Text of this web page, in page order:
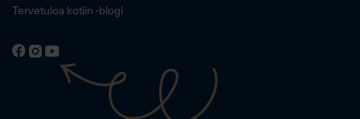
Tervetuloa kotiin -blogi